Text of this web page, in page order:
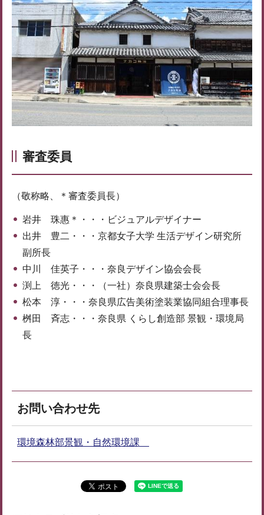
審査委員
（敬称略、＊審査委員長）
岩井 珠惠＊・・・ビジュアルデザイナー
出井 豊二・・・京都女子大学 生活デザイン研究所
副所長
中川 佳英子・・・奈良デザイン協会会長
渕上 徳光・・・（一社）奈良県建築士会会長
松本 淳・・・奈良県広告美術塗装業協同組合理事長
桝田 斉志・・・奈良県 くらし創造部 景観・環境局
長
お問い合わせ先
環境森林部景観・自然環境課